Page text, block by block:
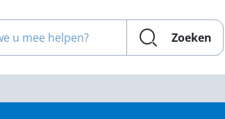
u mee helpen?
Zoeken